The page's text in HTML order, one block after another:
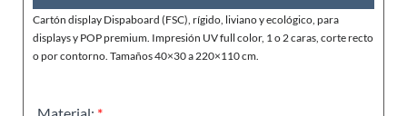
Cartón display Dispaboard (FSC), rígido, liviano y ecológico, para
displays y POP premium. Impresión UV full color, 1 o 2 caras, corte recto
o por contorno. Tamaños 40×30 a 220×110 cm.